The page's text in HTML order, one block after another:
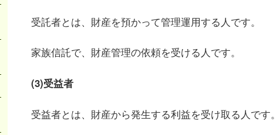
受託者とは、財産を預かって管理運用する人です。
家族信託で、財産管理の依頼を受ける人です。
(3)受益者
受益者とは、財産から発生する利益を受け取る人です。